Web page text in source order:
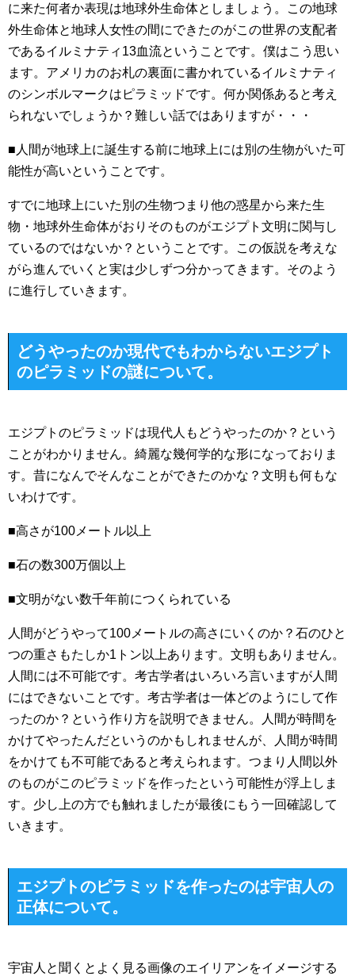
に来た何者か表現は地球外生命体としましょう。この地球
外生命体と地球人女性の間にできたのがこの世界の支配者
であるイルミナティ13血流ということです。僕はこう思い
ます。アメリカのお札の裏面に書かれているイルミナティ
のシンボルマークはピラミッドです。何か関係あると考え
られないでしょうか？難しい話ではありますが・・・
■人間が地球上に誕生する前に地球上には別の生物がいた可
能性が高いということです。
すでに地球上にいた別の生物つまり他の惑星から来た生
物・地球外生命体がおりそのものがエジプト文明に関与し
ているのではないか？ということです。この仮説を考えな
がら進んでいくと実は少しずつ分かってきます。そのよう
に進行していきます。
どうやったのか現代でもわからないエジプト
のピラミッドの謎について。
エジプトのピラミッドは現代人もどうやったのか？という
ことがわかりません。綺麗な幾何学的な形になっておりま
す。昔になんでそんなことができたのかな？文明も何もな
いわけです。
■高さが100メートル以上
■石の数300万個以上
■文明がない数千年前につくられている
人間がどうやって100メートルの高さにいくのか？石のひと
つの重さもたしか1トン以上あります。文明もありません。
人間には不可能です。考古学者はいろいろ言いますが人間
にはできないことです。考古学者は一体どのようにして作
ったのか？という作り方を説明できません。人間が時間を
かけてやったんだというのかもしれませんが、人間が時間
をかけても不可能であると考えられます。つまり人間以外
のものがこのピラミッドを作ったという可能性が浮上しま
す。少し上の方でも触れましたが最後にもう一回確認して
いきます。
エジプトのピラミッドを作ったのは宇宙人の
正体について。
宇宙人と聞くとよく見る画像のエイリアンをイメージする